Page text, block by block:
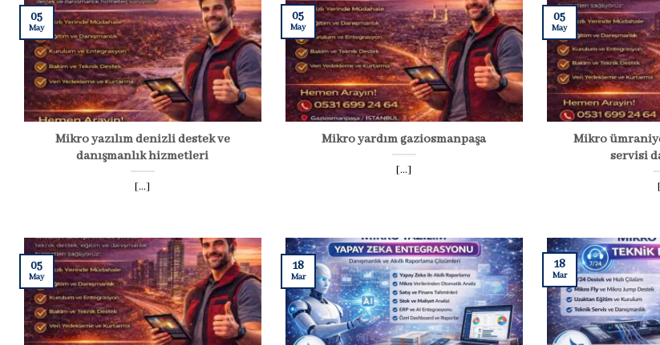
Mikro yazılım denizli destek ve
danışmanlık hizmetleri
[...]
05
May
Mikro yardım gaziosmanpaşa
[...]
05
May
Mikro
servisi
05
May
05
May
18
Mar
18
Mar